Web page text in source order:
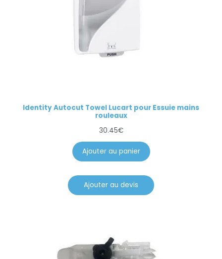
Identity Autocut Towel Lucart pour Essuie mains
rouleaux
30.45€
Ajouter au panier
Ajouter au devis